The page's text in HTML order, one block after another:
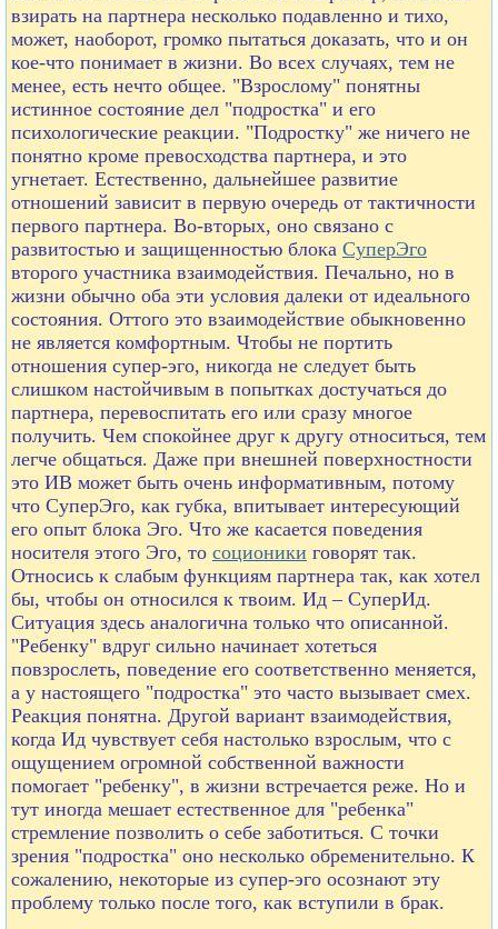
взирать на партнера несколько подавленно и тихо,
может, наоборот, громко пытаться доказать, что и он
кое-что понимает в жизни. Во всех случаях, тем не
менее, есть нечто общее. "Взрослому" понятны
истинное состояние дел "подростка" и его
психологические реакции. "Подростку" же ничего не
понятно кроме превосходства партнера, и это
угнетает. Естественно, дальнейшее развитие
отношений зависит в первую очередь от тактичности
первого партнера. Во-вторых, оно связано с
развитостью и защищенностью блока СуперЭго
второго участника взаимодействия. Печально, но в
жизни обычно оба эти условия далеки от идеального
состояния. Оттого это взаимодействие обыкновенно
не является комфортным. Чтобы не портить
отношения супер-эго, никогда не следует быть
слишком настойчивым в попытках достучаться до
партнера, перевоспитать его или сразу многое
получить. Чем спокойнее друг к другу относиться, тем
легче общаться. Даже при внешней поверхностности
это ИВ может быть очень информативным, потому
что СуперЭго, как губка, впитывает интересующий
его опыт блока Эго. Что же касается поведения
носителя этого Эго, то соционики говорят так.
Относись к слабым функциям партнера так, как хотел
бы, чтобы он относился к твоим. Ид – СуперИд.
Ситуация здесь аналогична только что описанной.
"Ребенку" вдруг сильно начинает хотеться
повзрослеть, поведение его соответственно меняется,
а у настоящего "подростка" это часто вызывает смех.
Реакция понятна. Другой вариант взаимодействия,
когда Ид чувствует себя настолько взрослым, что с
ощущением огромной собственной важности
помогает "ребенку", в жизни встречается реже. Но и
тут иногда мешает естественное для "ребенка"
стремление позволить о себе заботиться. С точки
зрения "подростка" оно несколько обременительно. К
сожалению, некоторые из супер-эго осознают эту
проблему только после того, как вступили в брак.